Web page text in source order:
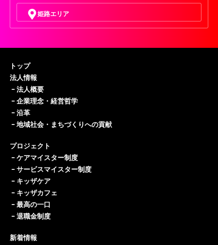
姫路エリア
トップ
法人情報
– 法人概要
– 企業理念・経営哲学
– 沿革
– 地域社会・まちづくりへの貢献
プロジェクト
– ケアマイスター制度
– サービスマイスター制度
– キッザケア
– キッザカフェ
– 最高の一口
– 退職金制度
新着情報